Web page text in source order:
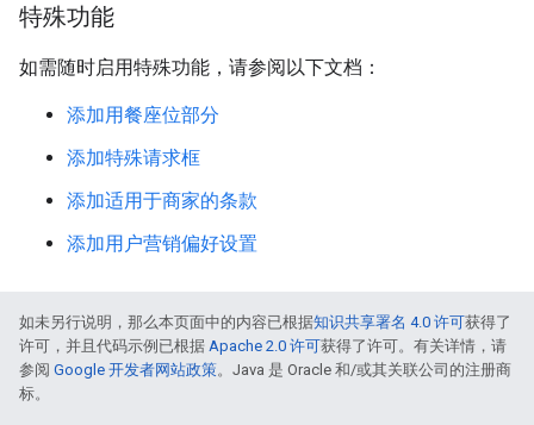
特殊功能
如需随时启用特殊功能，请参阅以下文档：
添加用餐座位部分
添加特殊请求框
添加适用于商家的条款
添加用户营销偏好设置
如未另行说明，那么本页面中的内容已根据知识共享署名 4.0 许可获得了
许可，并且代码示例已根据 Apache 2.0 许可获得了许可。有关详情，请
参阅 Google 开发者网站政策。Java 是 Oracle 和/或其关联公司的注册商
标。